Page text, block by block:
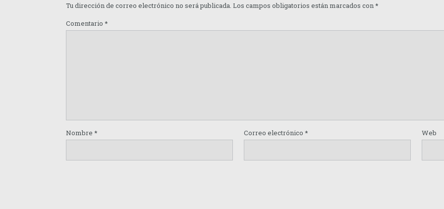
Tu dirección de correo electrónico no será publicada. Los campos obligatorios están marcados con *
Comentario *
Nombre * Correo electrónico * Web